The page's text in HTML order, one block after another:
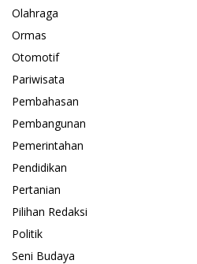
Olahraga
Ormas
Otomotif
Pariwisata
Pembahasan
Pembangunan
Pemerintahan
Pendidikan
Pertanian
Pilihan Redaksi
Politik
Seni Budaya